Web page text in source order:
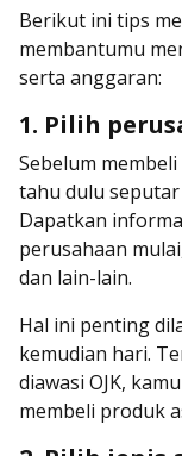
Berikut ini tips
membantumu
serta anggaran:
1. Pilih
Sebelum
tahu dulu
Dapatkan
perusahaan
dan lain-lain.
Hal ini penting
kemudian hari.
diawasi OJK,
membeli produk